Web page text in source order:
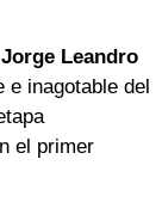
Jorge Leandro
e inagotable del
el primer